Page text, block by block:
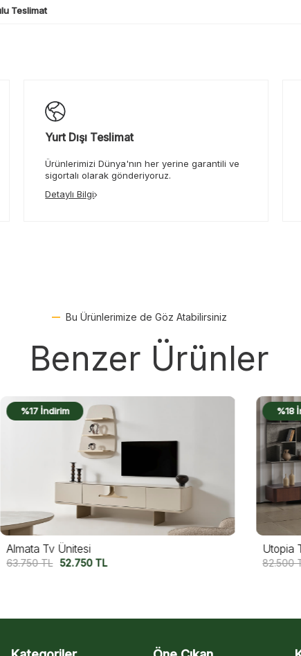
Teslimat
Yurt Dışı Teslimat
Ürünlerimizi Dünya'nın her yerine garantili ve
sigortalı olarak gönderiyoruz.
Detaylı Bilgi
Bu Ürünlerimize de Göz Atabilirsiniz
Benzer Ürünler
%18 İndirim
Utopia Tv Ünitesi
82.500TL 67.500